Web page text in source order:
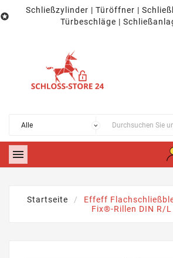

Schließzylinder | Türöffner |
Türbeschläge |

Startseite
Effeff
Fix®-Rillen DIN R/L